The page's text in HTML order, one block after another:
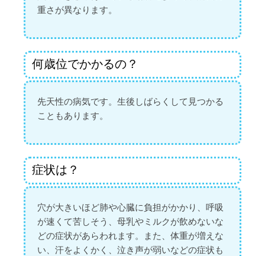
重さが異なります。
何歳位でかかるの？
先天性の病気です。生後しばらくして見つかる
こともあります。
症状は？
穴が大きいほど肺や心臓に負担がかかり、呼吸
が速くて苦しそう、母乳やミルクが飲めないな
どの症状があらわれます。また、体重が増えな
い、汗をよくかく、泣き声が弱いなどの症状も